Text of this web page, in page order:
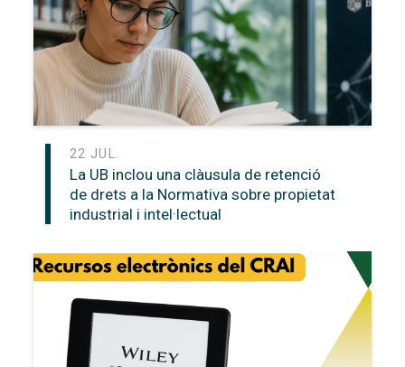
22 JUL.
La UB inclou una clàusula de retenció
de drets a la Normativa sobre propietat
industrial i intel·lectual